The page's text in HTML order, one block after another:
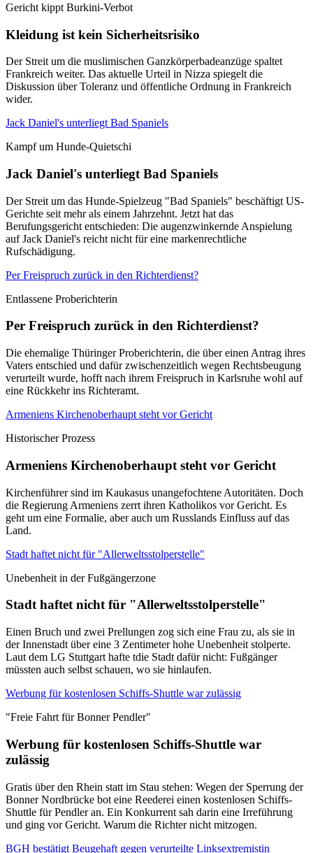
Gericht kippt Burkini-Verbot
Kleidung ist kein Sicherheitsrisiko
Der Streit um die muslimischen Ganzkörperbadeanzüge spaltet
Frankreich weiter. Das aktuelle Urteil in Nizza spiegelt die
Diskussion über Toleranz und öffentliche Ordnung in Frankreich
wider.
Jack Daniel's unterliegt Bad Spaniels
Kampf um Hunde-Quietschi
Jack Daniel's unterliegt Bad Spaniels
Der Streit um das Hunde-Spielzeug "Bad Spaniels" beschäftigt US-
Gerichte seit mehr als einem Jahrzehnt. Jetzt hat das
Berufungsgericht entschieden: Die augenzwinkernde Anspielung
auf Jack Daniel's reicht nicht für eine markenrechtliche
Rufschädigung.
Per Freispruch zurück in den Richterdienst?
Entlassene Proberichterin
Per Freispruch zurück in den Richterdienst?
Die ehemalige Thüringer Proberichterin, die über einen Antrag ihres
Vaters entschied und dafür zwischenzeitlich wegen Rechtsbeugung
verurteilt wurde, hofft nach ihrem Freispruch in Karlsruhe wohl auf
eine Rückkehr ins Richteramt.
Armeniens Kirchenoberhaupt steht vor Gericht
Historischer Prozess
Armeniens Kirchenoberhaupt steht vor Gericht
Kirchenführer sind im Kaukasus unangefochtene Autoritäten. Doch
die Regierung Armeniens zerrt ihren Katholikos vor Gericht. Es
geht um eine Formalie, aber auch um Russlands Einfluss auf das
Land.
Stadt haftet nicht für "Allerweltsstolperstelle"
Unebenheit in der Fußgängerzone
Stadt haftet nicht für "Allerweltsstolperstelle"
Einen Bruch und zwei Prellungen zog sich eine Frau zu, als sie in
der Innenstadt über eine 3 Zentimeter hohe Unebenheit stolperte.
Laut dem LG Stuttgart hafte tdie Stadt dafür nicht: Fußgänger
müssten auch selbst schauen, wo sie hinlaufen.
Werbung für kostenlosen Schiffs-Shuttle war zulässig
"Freie Fahrt für Bonner Pendler"
Werbung für kostenlosen Schiffs-Shuttle war
zulässig
Gratis über den Rhein statt im Stau stehen: Wegen der Sperrung der
Bonner Nordbrücke bot eine Reederei einen kostenlosen Schiffs-
Shuttle für Pendler an. Ein Konkurrent sah darin eine Irreführung
und ging vor Gericht. Warum die Richter nicht mitzogen.
BGH bestätigt Beugehaft gegen verurteilte Linksextremistin